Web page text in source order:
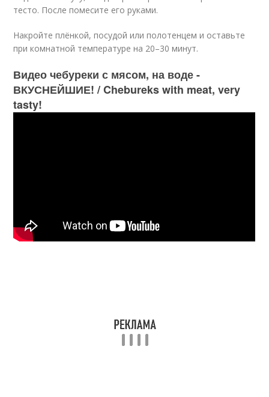
тесто. После помесите его руками.
Накройте плёнкой, посудой или полотенцем и оставьте
при комнатной температуре на 20–30 минут.
Видео чебуреки с мясом, на воде -
ВКУСНЕЙШИЕ! / Chebureks with meat, very
tasty!